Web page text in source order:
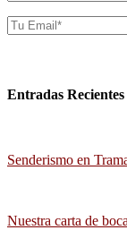
Entradas Recientes
Senderismo en
Nuestra carta de